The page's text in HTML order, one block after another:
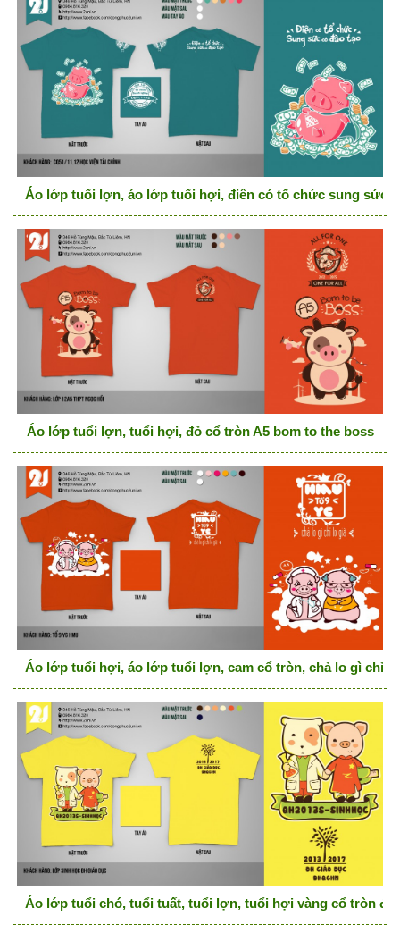
Áo lớp tuổi lợn, áo lớp tuổi hợi, điên có tổ chức sung sức
Áo lớp tuổi lợn, tuổi hợi, đỏ cổ tròn A5 bom to the boss
Áo lớp tuổi hợi, áo lớp tuổi lợn, cam cổ tròn, chả lo gì chỉ
Áo lớp tuổi chó, tuổi tuất, tuổi lợn, tuổi hợi vàng cổ tròn